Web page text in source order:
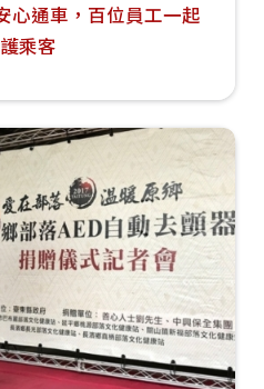
心通車，百位員工一起
乘客